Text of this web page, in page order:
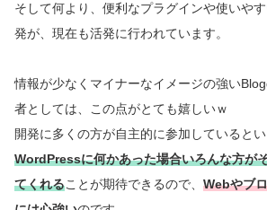
そして何より、便利なプラグインや使いや
発が、現在も活発に行われています。
情報が少なくマイナーなイメージの強い
者としては、この点がとても嬉しいｗ
開発に多くの方が自主的に参加しているとい
WordPressに何かあった場合いろんな方が
てくれることが期待できるので、 Webやブ